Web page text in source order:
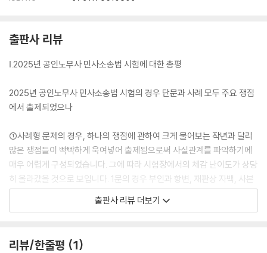
출판사 리뷰
Ⅰ.2025년 공인노무사 민사소송법 시험에 대한 총평
2025년 공인노무사 민사소송법 시험의 경우 단문과 사례 모두 주요 쟁점
에서 출제되었으나
①사례형 문제의 경우, 하나의 쟁점에 관하여 크게 물어보는 작년과 달리
많은 쟁점들이 빡빡하게 욱여넣어 출제됨으로써 사실관계를 파악하기에
매우 어렵게 구성되었습니다. 그에 따라 시험장에서의 체감 난이도가 상당
히 올라갔을 것으로 보입니다. 1문의 경우 부인과 항변, 재판상 자백, 사본
의 증거력, 일부인용판결의 쟁점이 출제되었고, 2문의 경우 부진정예비적
병합, 실기한 공격방어방법의 각하, 사문서의 증거능력과 증거력이 출제
출판사 리뷰 더보기
리뷰/한줄평 1